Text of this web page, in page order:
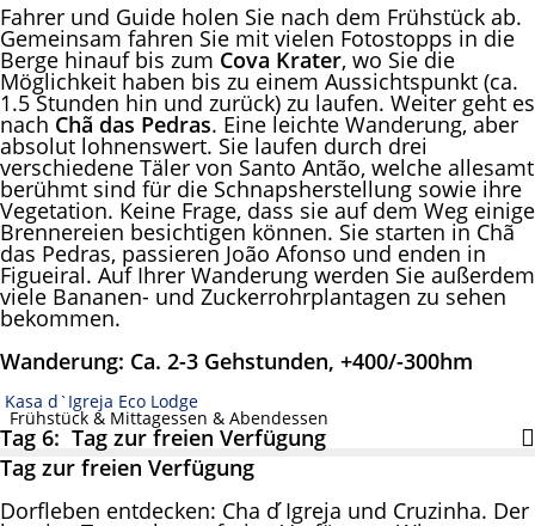
Fahrer und Guide holen Sie nach dem Frühstück ab.
Gemeinsam fahren Sie mit vielen Fotostopps in die
Berge hinauf bis zum Cova Krater, wo Sie die
Möglichkeit haben bis zu einem Aussichtspunkt (ca.
1.5 Stunden hin und zurück) zu laufen. Weiter geht es
nach Chã das Pedras. Eine leichte Wanderung, aber
absolut lohnenswert. Sie laufen durch drei
verschiedene Täler von Santo Antão, welche allesamt
berühmt sind für die Schnapsherstellung sowie ihre
Vegetation. Keine Frage, dass sie auf dem Weg einige
Brennereien besichtigen können. Sie starten in Chã
das Pedras, passieren João Afonso und enden in
Figueiral. Auf Ihrer Wanderung werden Sie außerdem
viele Bananen- und Zuckerrohrplantagen zu sehen
bekommen.
Wanderung: Ca. 2-3 Gehstunden, +400/-300hm
Kasa d`Igreja Eco Lodge
Frühstück & Mittagessen & Abendessen
Tag 6: Tag zur freien Verfügung
Tag zur freien Verfügung
Dorfleben entdecken: Cha d ́Igreja und Cruzinha. Der